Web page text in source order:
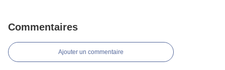
Commentaires
Ajouter un commentaire